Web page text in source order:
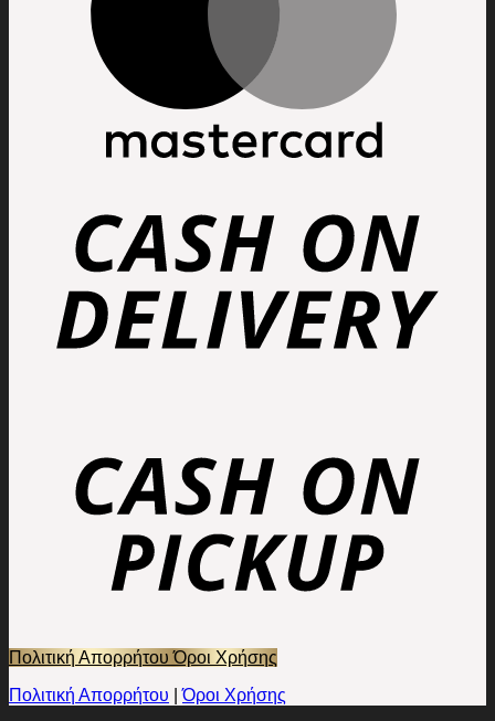
Πολιτική Απορρήτου Όροι Χρήσης
Πολιτική Απορρήτου |Όροι Χρήσης